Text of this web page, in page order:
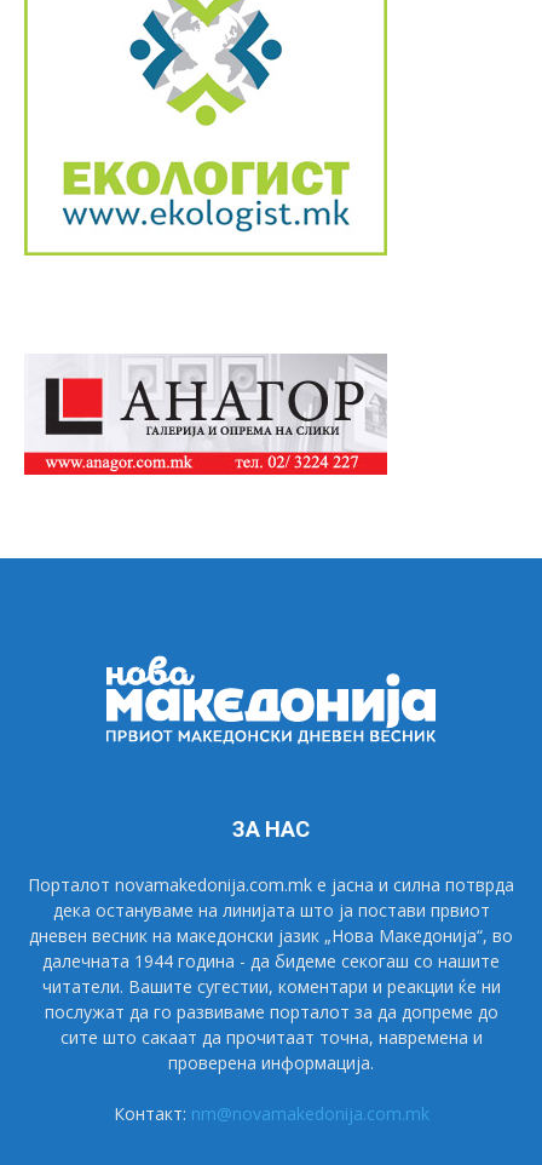
ЗА НАС
Порталот novamakedonija.com.mk е јасна и силна потврда
дека остануваме на линијата што ја постави првиот
дневен весник на македонски јазик „Нова Македонија“, во
далечната 1944 година - да бидеме секогаш со нашите
читатели. Вашите сугестии, коментари и реакции ќе ни
послужат да го развиваме порталот за да допреме до
сите што сакаат да прочитаат точна, навремена и
проверена информација.
Контакт: nm@novamakedonija.com.mk